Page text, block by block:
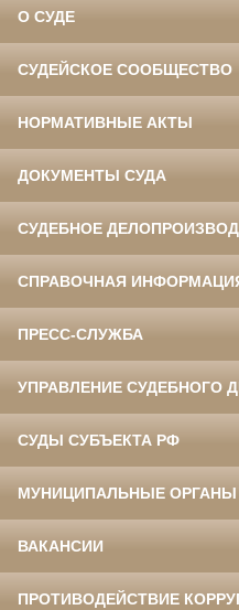
О СУДЕ
СУДЕЙСКОЕ СООБЩЕСТВО
НОРМАТИВНЫЕ АКТЫ
ДОКУМЕНТЫ СУДА
СУДЕБНОЕ
СПРАВОЧНАЯ
ПРЕСС-СЛУЖБА
УПРАВЛЕНИЕ СУДЕБНОГО
СУДЫ СУБЪЕКТА РФ
МУНИЦИПАЛЬНЫЕ ОРГАНЫ
ВАКАНСИИ
ПРОТИВОДЕЙСТВИЕ